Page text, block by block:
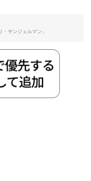
n
・サンジェルマン」